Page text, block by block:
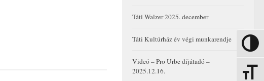
Nagy
Táti Walzer 2025. december
Táti Kultúrház év végi munkarendje
Videó – Pro Urbe díjátadó –
2025.12.16.